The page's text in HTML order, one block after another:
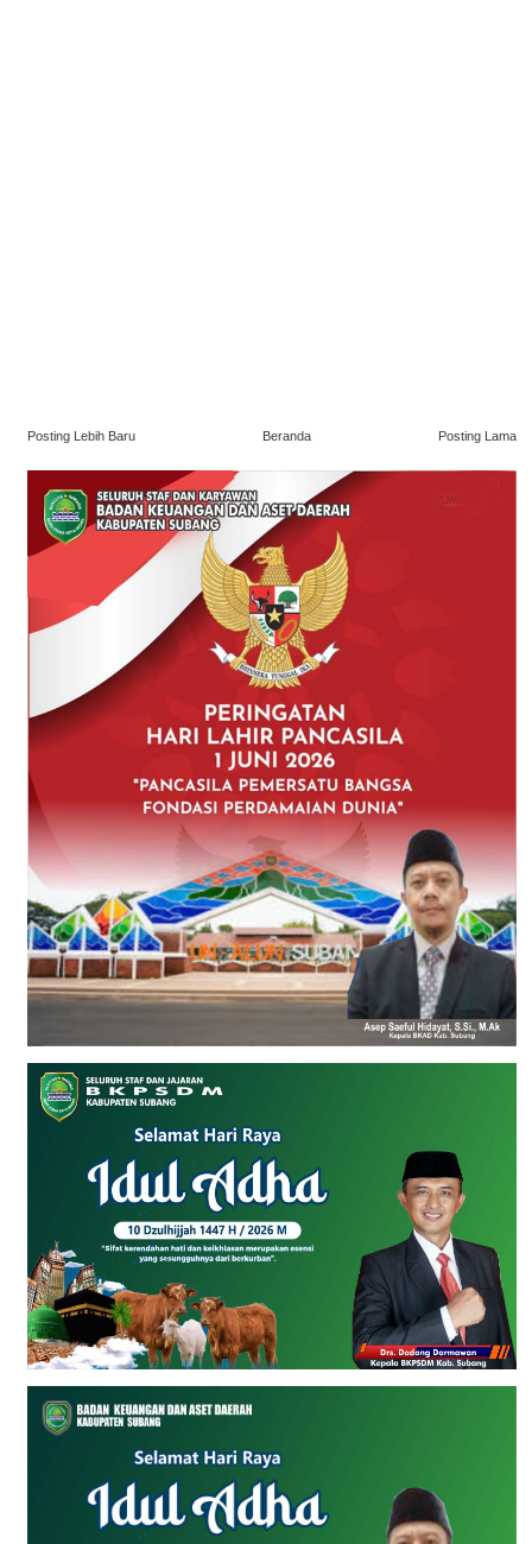
Posting Lebih Baru Posting Lama
Beranda